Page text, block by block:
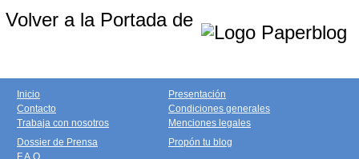
Volver a la Portada de
Inicio
Contacto
Trabaja con nosotros
Presentación
Condiciones generales
Menciones legales
Dossier de Prensa
F.A.Q.
Propón tu blog